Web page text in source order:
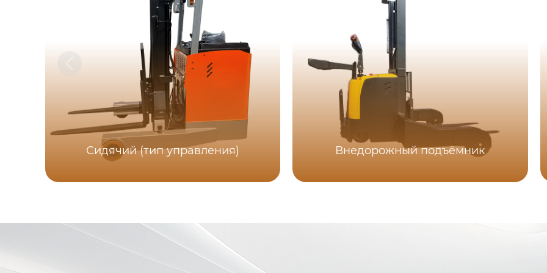
Сидячий (тип управления) Внедорожный подъёмник